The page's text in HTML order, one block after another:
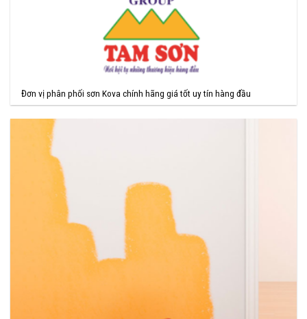
Đơn vị phân phối sơn Kova chính hãng giá tốt uy tín hàng đầu